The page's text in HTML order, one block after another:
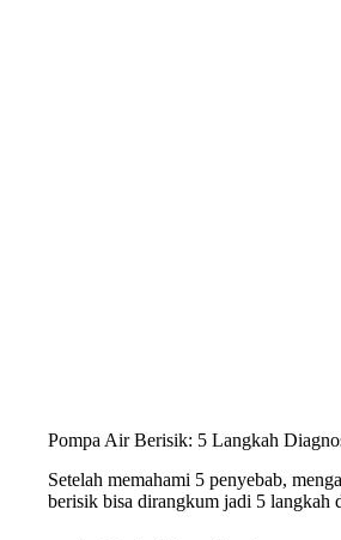
Pompa Air Berisik: 5 Langkah
Setelah memahami 5 penyebab,
berisik bisa dirangkum jadi 5 langkah